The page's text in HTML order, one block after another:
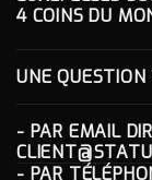
4 COINS DU
UNE
- PAR EMAIL
- PAR